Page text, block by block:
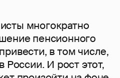
многократно
пенсионного
в том числе,
России. И рост этот,